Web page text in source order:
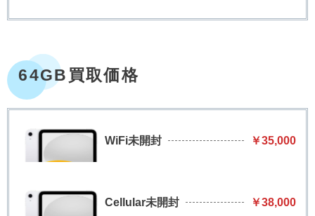
64GB買取価格
WiFi未開封 ￥35,000
Cellular未開封 ￥38,000